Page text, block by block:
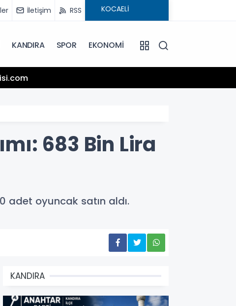
İletişim RSS
KANDIRA SPOR EKONOMİ
683 Bin Lira
adet oyuncak satın aldı.
KANDIRA